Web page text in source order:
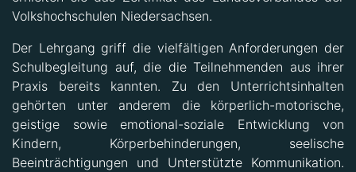
Volkshochschulen Niedersachsen.
Der Lehrgang griff die vielfältigen Anforderungen der
Schulbegleitung auf, die die Teilnehmenden aus ihrer
Praxis bereits kannten. Zu den Unterrichtsinhalten
gehörten unter anderem die körperlich-motorische,
geistige sowie emotional-soziale Entwicklung von
Kindern, Körperbehinderungen, seelische
Beeinträchtigungen und Unterstützte Kommunikation.